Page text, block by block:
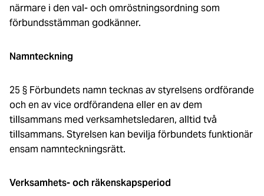
närmare i den val- och omröstningsordning som
förbundsstämman godkänner.
Namnteckning
25 § Förbundets namn tecknas av styrelsens ordförande
och en av vice ordförandena eller en av dem
tillsammans med verksamhetsledaren, alltid två
tillsammans. Styrelsen kan bevilja förbundets funktionär
ensam namnteckningsrätt.
Verksamhets- och räkenskapsperiod